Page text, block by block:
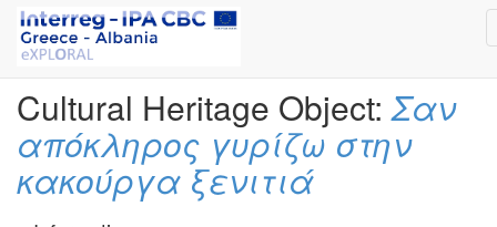
Cultural Heritage Object:Σαν
απόκληρος γυρίζω στην
κακούργα ξενιτιά